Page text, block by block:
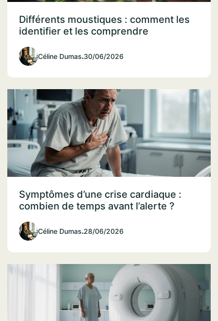
Différents moustiques : comment les
identifier et les comprendre
Céline Dumas.30/06/2026
Symptômes d’une crise cardiaque :
combien de temps avant l’alerte ?
Céline Dumas.28/06/2026